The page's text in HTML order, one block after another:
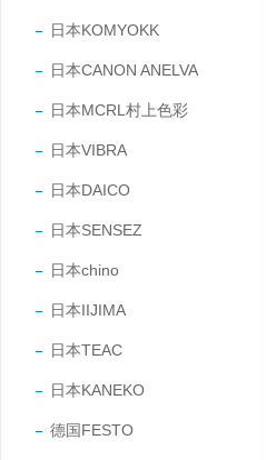
日本KOMYOKK
日本CANON ANELVA
日本MCRL村上色彩
日本VIBRA
日本DAICO
日本SENSEZ
日本chino
日本IIJIMA
日本TEAC
日本KANEKO
德国FESTO